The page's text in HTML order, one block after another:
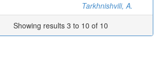
Tarkhnishvili, A.
Showing results 3 to 10 of 10